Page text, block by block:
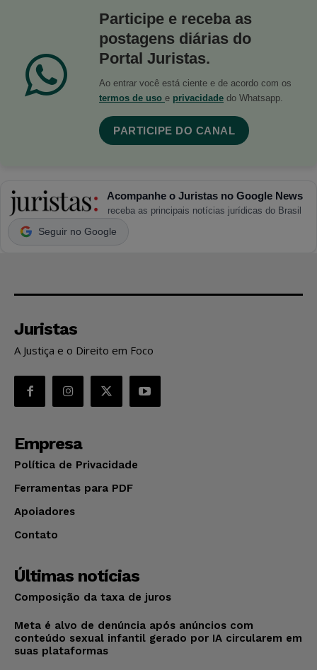
Participe e receba as
postagens diárias do
Portal Juristas.
Ao entrar você está ciente e de acordo com os
termos de uso e privacidade do Whatsapp.
PARTICIPE DO CANAL
Acompanhe o Juristas no Google News
receba as principais notícias jurídicas do Brasil
Seguir no Google
Juristas
A Justiça e o Direito em Foco
Empresa
Política de Privacidade
Ferramentas para PDF
Apoiadores
Contato
Últimas notícias
Composição da taxa de juros
Meta é alvo de denúncia após anúncios com
conteúdo sexual infantil gerado por IA circularem em
suas plataformas